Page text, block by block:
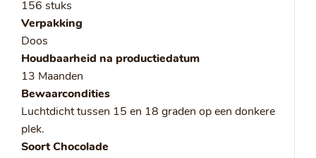
156 stuks
Verpakking
Doos
Houdbaarheid na productiedatum
13 Maanden
Bewaarcondities
Luchtdicht tussen 15 en 18 graden op een donkere
plek.
Soort Chocolade